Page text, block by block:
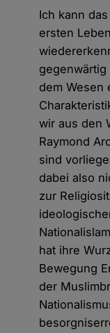
Ich kann
ersten
dem Wesen
wir aus den
Raymond
sind
dabei also
zur
hat ihre
Bewegung
der